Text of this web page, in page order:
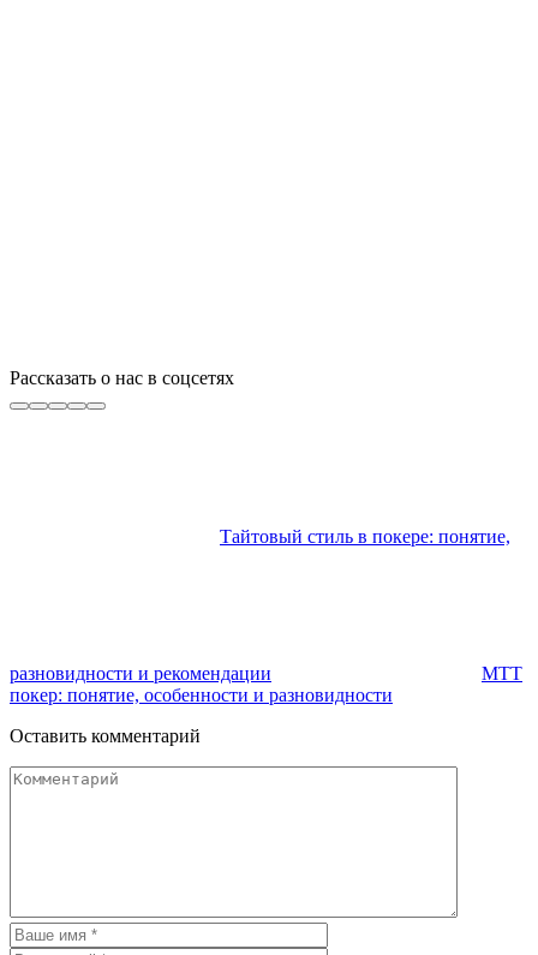
Рассказать о нас в соцсетях
Тайтовый стиль в покере: понятие,
разновидности и рекомендации
МТТ
покер: понятие, особенности и разновидности
Оставить комментарий